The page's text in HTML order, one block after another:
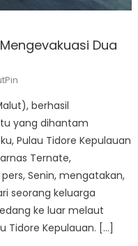
Dua
berhasil
yang dihantam
Pulau Tidore Kepulauan
Ternate,
Senin, mengatakan,
seorang keluarga
ke luar melaut
Tidore Kepulauan. […]